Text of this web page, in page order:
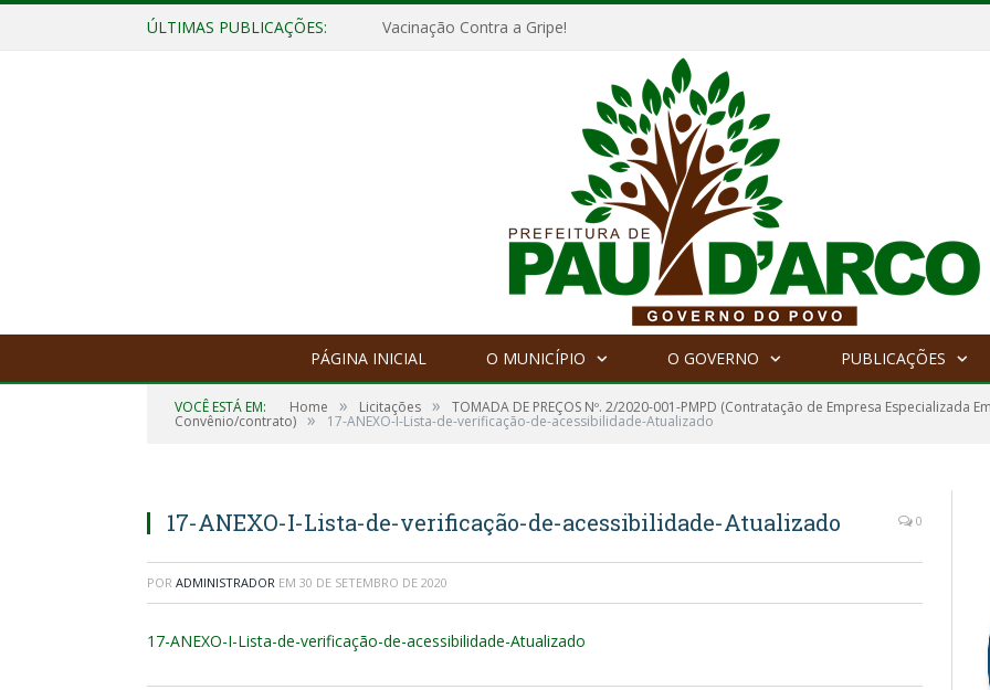
ÚLTIMAS PUBLICAÇÕES: Vacinação Contra a Gripe!
PÁGINA INICIAL O MUNICÍPIO O GOVERNO PUBLICAÇÕES
VOCÊ ESTÁ EM: Home » Licitações » TOMADA DE PREÇOS Nº. 2/2020-001-PMPD (Contratação de Empresa Especializada
Convênio/contrato) » 17-ANEXO-I-Lista-de-verificação-de-acessibilidade-Atualizado
17-ANEXO-I-Lista-de-verificação-de-acessibilidade-Atualizado 0
POR ADMINISTRADOR EM 30 DE SETEMBRO DE 2020
17-ANEXO-I-Lista-de-verificação-de-acessibilidade-Atualizado